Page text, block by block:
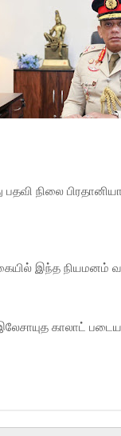
நிலை
இந்த நியமனம்
காலாட்